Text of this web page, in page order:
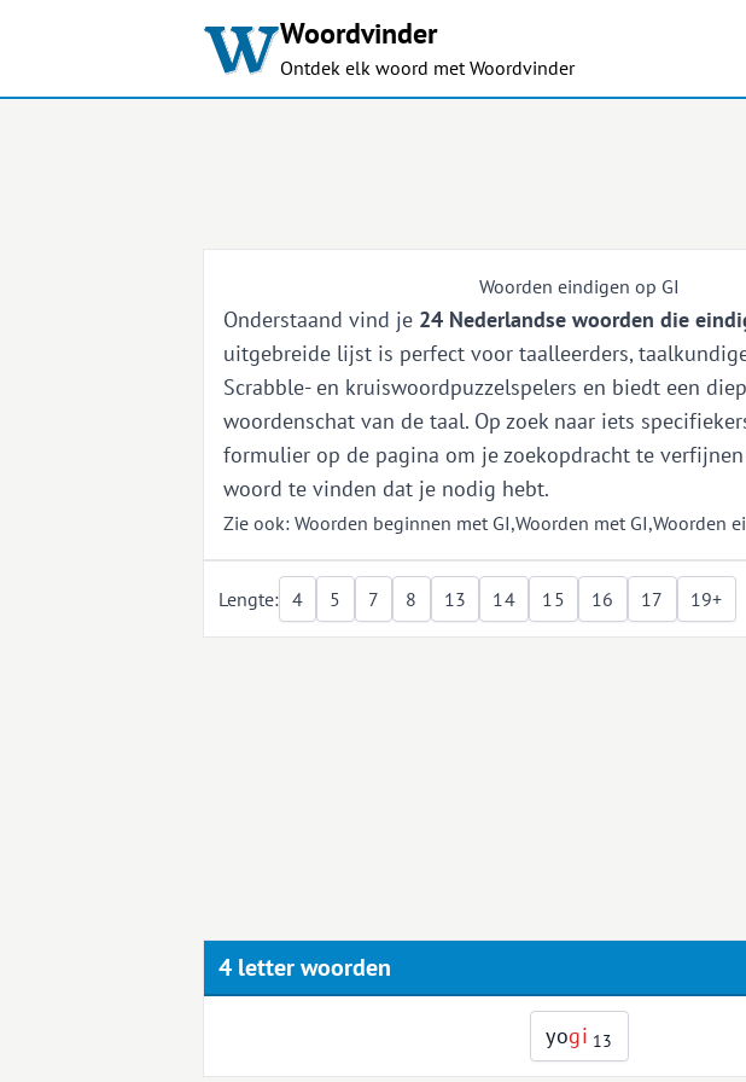
Woordvinder
Ontdek elk woord met Woordvinder
Woorden eindigen op GI
Onderstaand vind je 24 Nederlandse woorden die
uitgebreide lijst is perfect voor taalleerders,
Scrabble- en kruiswoordpuzzelspelers en biedt een
woordenschat van de taal. Op zoek naar iets
formulier op de pagina om je zoekopdracht te
woord te vinden dat je nodig hebt.
Zie ook: Woorden beginnen met GI,Woorden met GI,Woorden
Lengte: 4 5 7 8 13 14 15 16 17 19+
4 letter woorden
yogi 13